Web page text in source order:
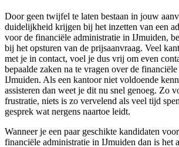
Door geen twijfel te laten bestaan in jouw
duidelijkheid krijgen bij het inzetten van een
voor de financiële administratie in IJmuiden,
bij het opsturen van de prijsaanvraag. Veel
met je in contact, voel je dus vrij om even
bepaalde zaken na te vragen over de
IJmuiden. Als een kantoor niet voldoende
assisteren dan weet je dit nu snel genoeg. Zo
frustratie, niets is zo vervelend als veel tijd
gesprek wat nergens naartoe leidt.
Wanneer je een paar geschikte kandidaten
financiële administratie in IJmuiden dan is het